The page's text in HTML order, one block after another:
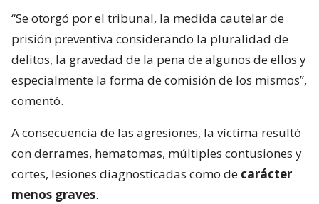
“Se otorgó por el tribunal, la medida cautelar de
prisión preventiva considerando la pluralidad de
delitos, la gravedad de la pena de algunos de ellos y
especialmente la forma de comisión de los mismos”,
comentó.
A consecuencia de las agresiones, la víctima resultó
con derrames, hematomas, múltiples contusiones y
cortes, lesiones diagnosticadas como de carácter
menos graves.